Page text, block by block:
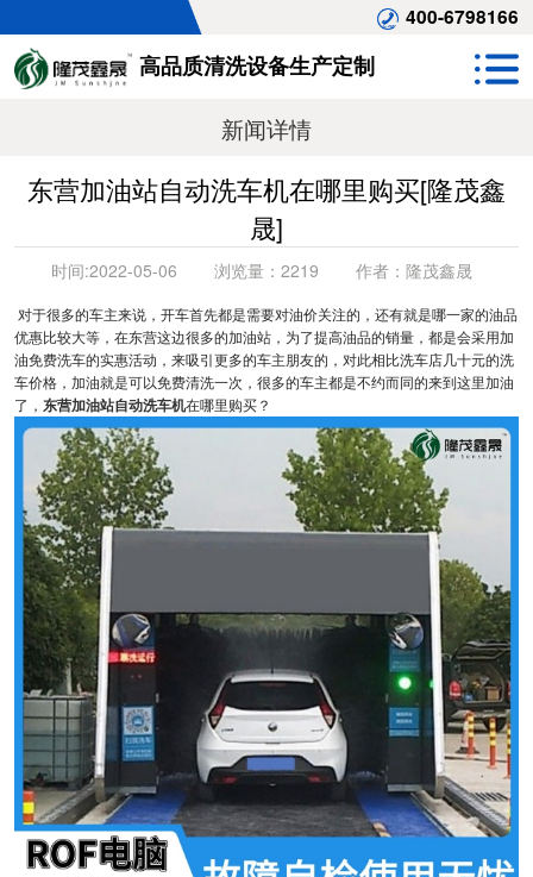
400-6798166
高品质清洗设备生产定制
新闻详情
东营加油站自动洗车机在哪里购买[隆茂鑫
晟]
时间:2022-05-06 浏览量： 2219 作者： 隆茂鑫晟
对于很多的车主来说，开车首先都是需要对油价关注的，还有就是哪一家的油品
优惠比较大等，在东营这边很多的加油站，为了提高油品的销量，都是会采用加
油免费洗车的实惠活动，来吸引更多的车主朋友的，对此相比洗车店几十元的洗
车价格，加油就是可以免费清洗一次，很多的车主都是不约而同的来到这里加油
了， 东营加油站自动洗车机在哪里购买？